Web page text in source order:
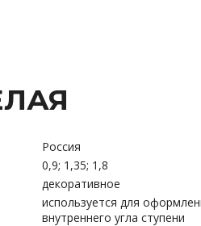
Россия
0,9; 1,35; 1,8
декоративное
используется для
внутреннего угла ступени